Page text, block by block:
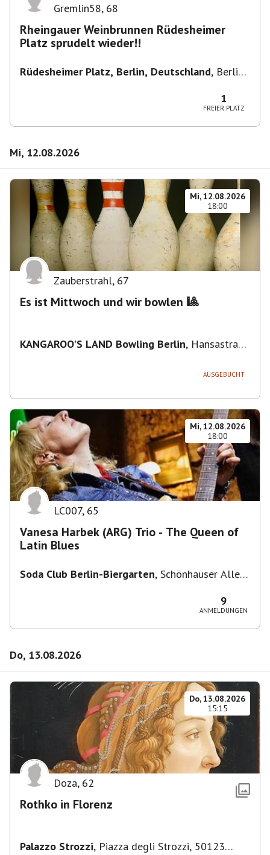
Gremlin58, 68
Rheingauer Weinbrunnen Rüdesheimer
Platz sprudelt wieder!!
Rüdesheimer Platz, Berlin, Deutschland, Berlin-
1
FREIER PLATZ
Mi, 12.08.2026
Mi, 12.08.2026
18:00
Zauberstrahl, 67
Es ist Mittwoch und wir bowlen 🎱
KANGAROO'S LAND Bowling Berlin, Hansastraße
AUSGEBUCHT
Mi, 12.08.2026
18:00
LC007, 65
Vanesa Harbek (ARG) Trio - The Queen of
Latin Blues
Soda Club Berlin-Biergarten, Schönhauser Allee
9
ANMELDUNGEN
Do, 13.08.2026
Do, 13.08.2026
15:15
Doza, 62
Rothko in Florenz
Palazzo Strozzi, Piazza degli Strozzi, 50123